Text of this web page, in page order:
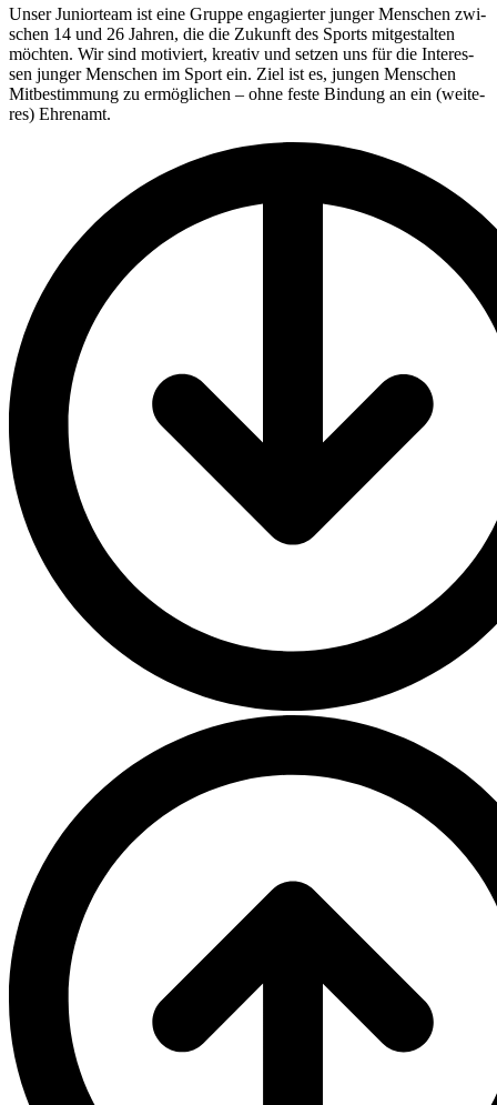
Unser Juni­or­team ist eine Gruppe enga­gier­ter jun­ger Men­schen zwi­
schen 14 und 26 Jah­ren, die die Zukunft des Sports mit­ge­stal­ten
möch­ten. Wir sind moti­viert, krea­tiv und set­zen uns für die Inter­es­
sen jun­ger Men­schen im Sport ein. Ziel ist es, jun­gen Men­schen
Mit­be­stim­mung zu ermög­li­chen – ohne feste Bin­dung an ein (wei­te­
res) Ehren­amt.